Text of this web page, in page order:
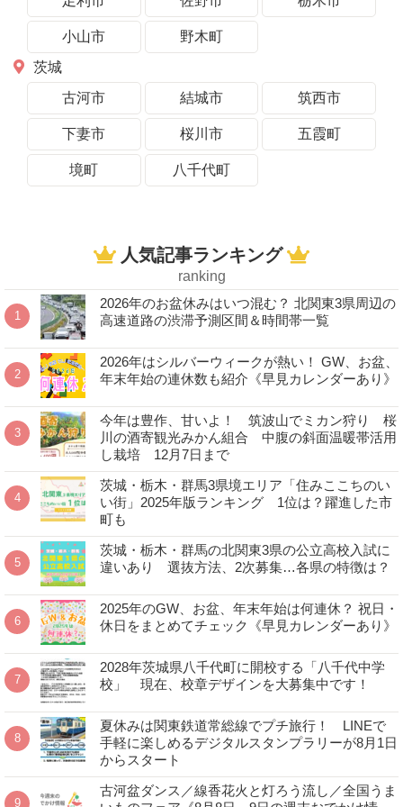
小山市
野木町
茨城
古河市
結城市 筑西市
下妻市 桜川市 五霞町
境町 八千代町
人気記事ランキング
ranking
2026年のお盆休みはいつ混む？ 北関東3県周辺の
高速道路の渋滞予測区間＆時間帯一覧
2026年はシルバーウィークが熱い！ GW、お盆、
年末年始の連休数も紹介《早見カレンダーあり》
今年は豊作、甘いよ！ 筑波山でミカン狩り 桜
川の酒寄観光みかん組合 中腹の斜面温暖帯活用
し栽培 12月7日まで
茨城・栃木・群馬3県境エリア「住みここちのい
い街」2025年版ランキング 1位は？躍進した市
町も
茨城・栃木・群馬の北関東3県の公立高校入試に
違いあり 選抜方法、2次募集…各県の特徴は？
2025年のGW、お盆、年末年始は何連休？ 祝日・
休日をまとめてチェック《早見カレンダーあり》
2028年茨城県八千代町に開校する「八千代中学
校」 現在、校章デザインを大募集中です！
夏休みは関東鉄道常総線でプチ旅行！ LINEで
手軽に楽しめるデジタルスタンプラリーが8月1日
からスタート
古河盆ダンス／線香花火と灯ろう流し／全国うま